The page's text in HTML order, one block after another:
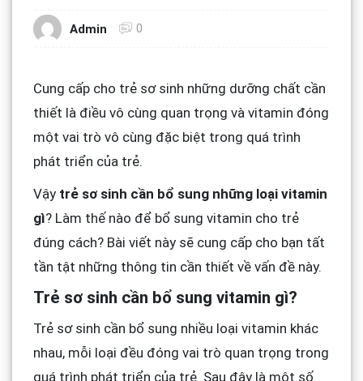
Admin 0
Cung cấp cho trẻ sơ sinh những dưỡng chất cần
thiết là điều vô cùng quan trọng và vitamin đóng
một vai trò vô cùng đặc biệt trong quá trình
phát triển của trẻ.
Vậy trẻ sơ sinh cần bổ sung những loại vitamin
gì? Làm thế nào để bổ sung vitamin cho trẻ
đúng cách? Bài viết này sẽ cung cấp cho bạn tất
tần tật những thông tin cần thiết về vấn đề này.
Trẻ sơ sinh cần bổ sung vitamin gì?
Trẻ sơ sinh cần bổ sung nhiều loại vitamin khác
nhau, mỗi loại đều đóng vai trò quan trọng trong
quá trình phát triển của trẻ. Sau đây là một số